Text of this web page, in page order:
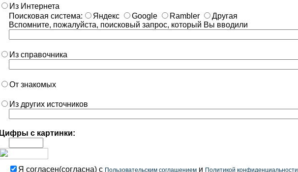
Из Интернета
Поисковая система:
Яндекс Google Rambler
Другая
Вспомните, пожалуйста, поисковый запрос, который Вы вводили
Из справочника
От знакомых
Из других источников
Цифры с картинки:
Я согласен(согласна) с Пользовательским соглашениеми Политикой конфиденциальности